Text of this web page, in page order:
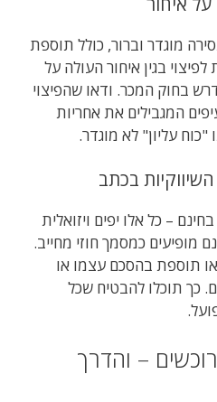
מוגדר וברור, כולל תוספת
בגין איחור העולה על
בחוק המכר. ודאו שהפיצוי
המגבילים את אחריות
"כוח עליון" לא מוגדר.
בכתב
– כל אלו יפים ויזואלית
מופיעים כמסמך חוזי מחייב.
או תוספת בהסכם עצמו או
כך תוכלו להבטיח שכל
– והדרך